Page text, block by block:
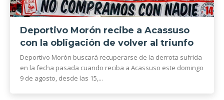
Deportivo Morón recibe a Acassuso
con la obligación de volver al triunfo
Deportivo Morón buscará recuperarse de la derrota sufrida
en la fecha pasada cuando reciba a Acassuso este domingo
9 de agosto, desde las 15,...